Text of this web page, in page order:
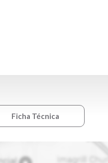
Ficha Técnica